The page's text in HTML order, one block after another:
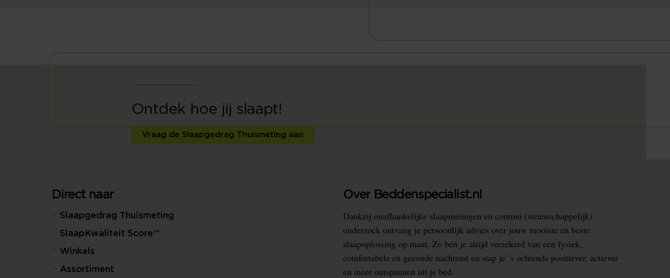
Ontdek hoe jij slaapt!
Vraag de Slaapgedrag Thuismeting aan
Direct naar
Slaapgedrag Thuismeting
SlaapKwaliteit Score™
Winkels
Assortiment
Over Beddenspecialist.nl
Dankzij onafhankelijke slaapmetingen en continu (wetenschappelijk)
onderzoek ontvang je persoonlijk advies over jouw mooiste en beste
slaapoplossing op maat. Zo ben je altijd verzekerd van een fysiek,
comfortabele en gezonde nachtrust en stap je ’s ochtends positiever, actiever
en meer ontspannen uit je bed.